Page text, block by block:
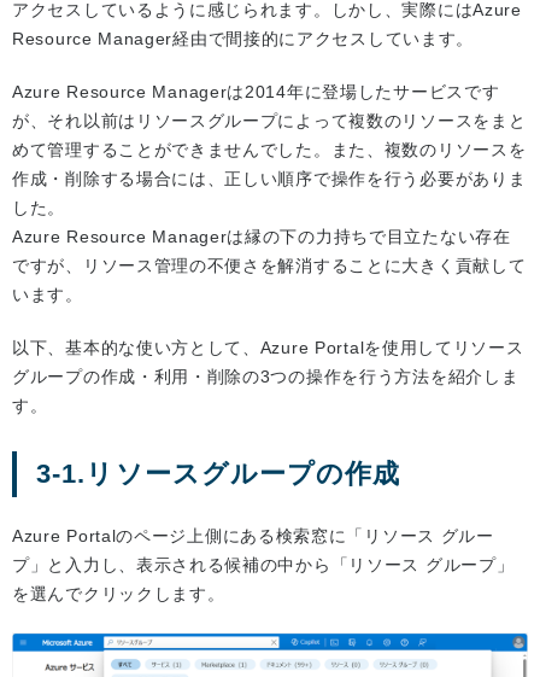
アクセスしているように感じられます。しかし、実際にはAzure
Resource Manager経由で間接的にアクセスしています。
Azure Resource Managerは2014年に登場したサービスです
が、それ以前はリソースグループによって複数のリソースをまと
めて管理することができませんでした。また、複数のリソースを
作成・削除する場合には、正しい順序で操作を行う必要がありま
した。
Azure Resource Managerは縁の下の力持ちで目立たない存在
ですが、リソース管理の不便さを解消することに大きく貢献して
います。
以下、基本的な使い方として、Azure Portalを使用してリソース
グループの作成・利用・削除の3つの操作を行う方法を紹介しま
す。
3-1.リソースグループの作成
Azure Portalのページ上側にある検索窓に「リソース グルー
プ」と入力し、表示される候補の中から「リソース グループ」
を選んでクリックします。